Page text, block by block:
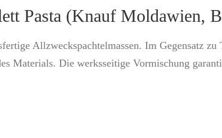
Pasta (Knauf Moldawien,
Allzweckspachtelmassen. Im Gegensatz zu
Materials. Die werksseitige Vormischung